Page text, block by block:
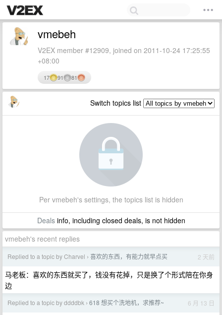
vmebeh
V2EX member #12909, joined on 2011-10-24 17:25:55
+08:00
17 91 81
Switch topics list
Per vmebeh's settings, the topics list is hidden
Dealsinfo, including closed deals, is not hidden
vmebeh's recent replies
Replied to a topic by Charvel › 喜欢的东西，有能力就早点买 2 天前
马老板：喜欢的东西就买了，钱没有花掉，只是换了个形式陪在你身
边
Replied to a topic by ddddbk › 618 想买个洗地机，求推荐~ 6 月 13 日